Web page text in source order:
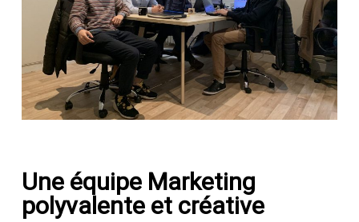
Une équipe Marketing
polyvalente et créative